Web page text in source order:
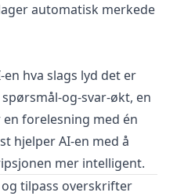
automatisk merkede
hva slags lyd det er
og-svar-økt, en
forelesning med én
hjelper AI-en med å
mer intelligent.
tilpass overskrifter